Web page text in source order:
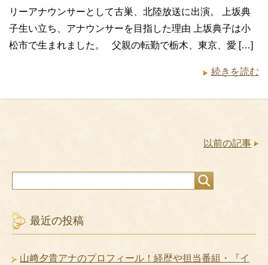
リーアナウンサーとして古巣、北陸放送に出演。 上坂典
子生い立ち、アナウンサーを目指した理由 上坂典子は小
松市で生まれました。 父親の転勤で栃木、東京、愛 […]
続きを読む
以前の記事
最近の投稿
山﨑夕貴アナのプロフィール！経歴や担当番組・『イ